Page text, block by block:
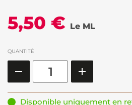
5,50 € Le ML
QUANTITÉ
Disponible uniquement en